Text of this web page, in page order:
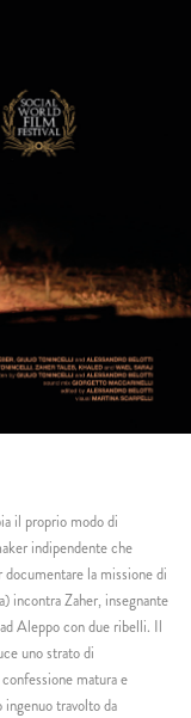
il proprio modo di
indipendente che
la missione di
incontra Zaher, insegnante
Aleppo con due ribelli. Il
uno strato di
matura e
ingenuo travolto da